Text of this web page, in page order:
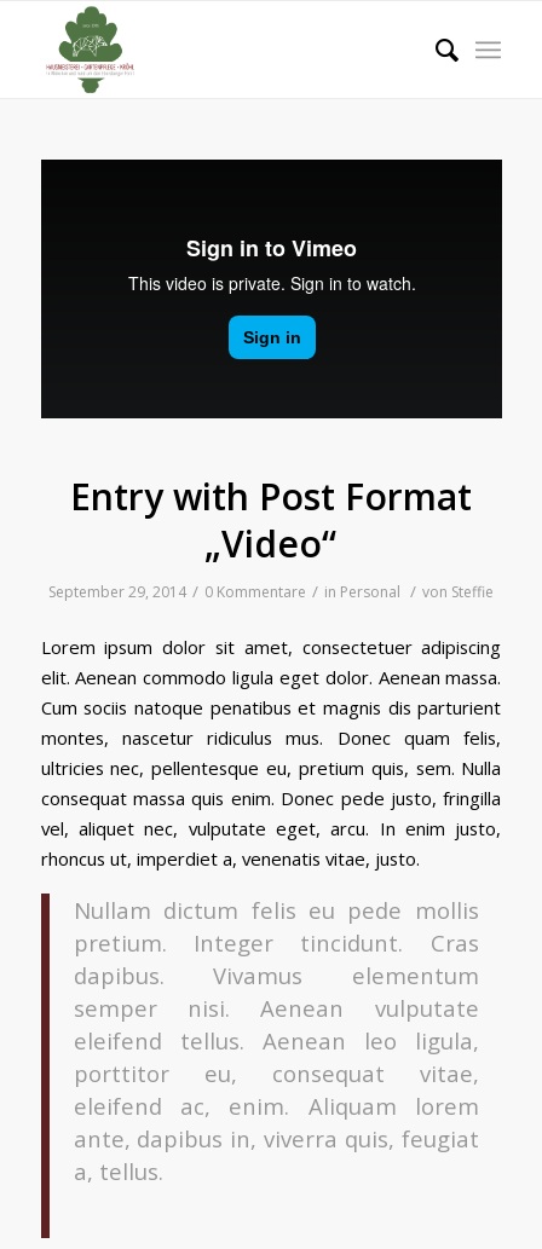
Entry with Post Format
„Video“
September 29, 2014 / 0 Kommentare / in Personal / von Steffie
Lorem ipsum dolor sit amet, consectetuer adipiscing
elit. Aenean commodo ligula eget dolor. Aenean massa.
Cum sociis natoque penatibus et magnis dis parturient
montes, nascetur ridiculus mus. Donec quam felis,
ultricies nec, pellentesque eu, pretium quis, sem. Nulla
consequat massa quis enim. Donec pede justo, fringilla
vel, aliquet nec, vulputate eget, arcu. In enim justo,
rhoncus ut, imperdiet a, venenatis vitae, justo.
Nullam dictum felis eu pede mollis
pretium. Integer tincidunt. Cras
dapibus. Vivamus elementum
semper nisi. Aenean vulputate
eleifend tellus. Aenean leo ligula,
porttitor eu, consequat vitae,
eleifend ac, enim. Aliquam lorem
ante, dapibus in, viverra quis, feugiat
a, tellus.